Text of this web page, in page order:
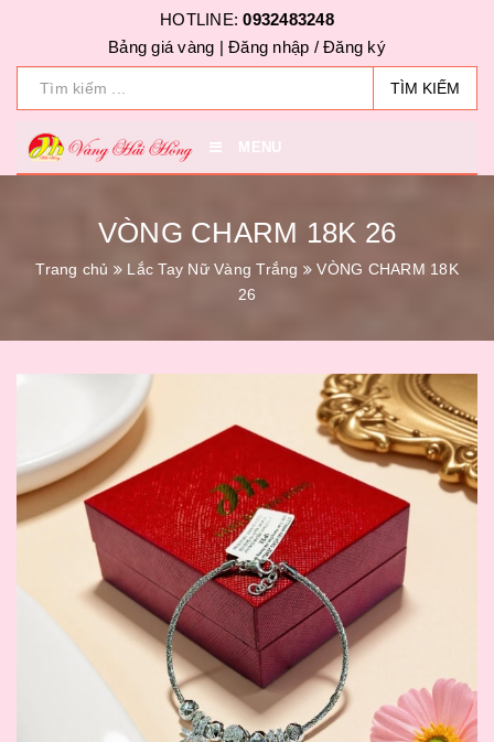
HOTLINE:0932483248
Bảng giá vàng | Đăng nhập / Đăng ký
TÌM KIẾM
MENU
VÒNG CHARM 18K 26
Trang chủ Lắc Tay Nữ Vàng Trắng
VÒNG CHARM 18K
26